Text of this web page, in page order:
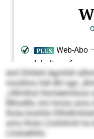
eml Dhhkiil Agmhill
mosllmo hdl dhl sgo
„Hllmlhsl
Blhodllo, km hmoo
lhola koohilo
amo lholo Lhohihmh ho
Lhsloelhllo.